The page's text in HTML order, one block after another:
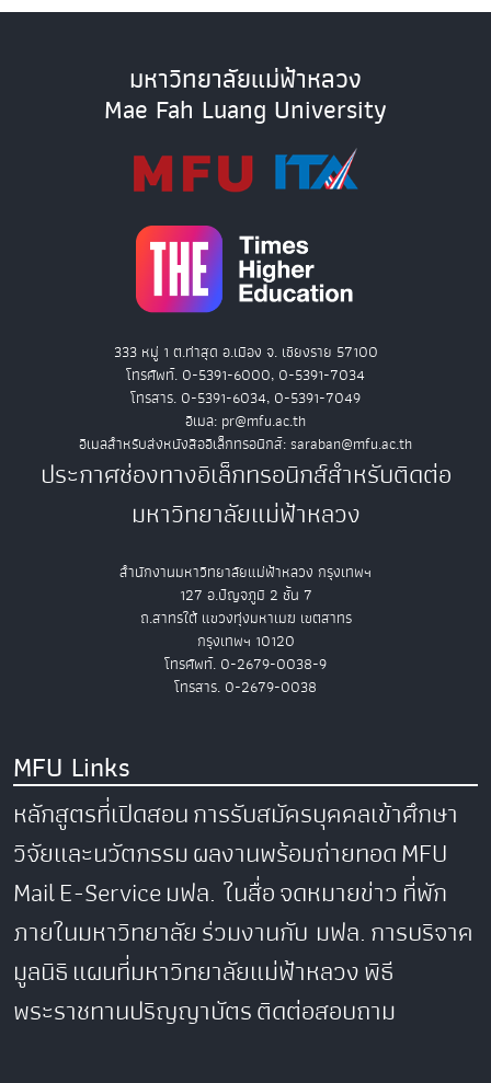
มหาวิทยาลัยแม่ฟ้าหลวง
Mae Fah Luang University
333 หมู่ 1 ต.ท่าสุด อ.เมือง จ. เชียงราย 57100
โทรศัพท์. 0-5391-6000, 0-5391-7034
โทรสาร. 0-5391-6034, 0-5391-7049
อีเมล: pr@mfu.ac.th
อีเมลสำหรับส่งหนังสืออิเล็กทรอนิกส์: saraban@mfu.ac.th
ประกาศช่องทางอิเล็กทรอนิกส์สำหรับติดต่อ
มหาวิทยาลัยแม่ฟ้าหลวง
สำนักงานมหาวิทยาลัยแม่ฟ้าหลวง กรุงเทพฯ
127 อ.ปัญจภูมิ 2 ชั้น 7
ถ.สาทรใต้ แขวงทุ่งมหาเมฆ เขตสาทร
กรุงเทพฯ 10120
โทรศัพท์. 0-2679-0038-9
โทรสาร. 0-2679-0038
MFU Links
หลักสูตรที่เปิดสอนการรับสมัครบุคคลเข้าศึกษา
วิจัยและนวัตกรรมผลงานพร้อมถ่ายทอดMFU
MailE-Serviceมฟล. ในสื่อจดหมายข่าวที่พัก
ภายในมหาวิทยาลัยร่วมงานกับ มฟล.การบริจาค
มูลนิธิแผนที่มหาวิทยาลัยแม่ฟ้าหลวงพิธี
พระราชทานปริญญาบัตรติดต่อสอบถาม